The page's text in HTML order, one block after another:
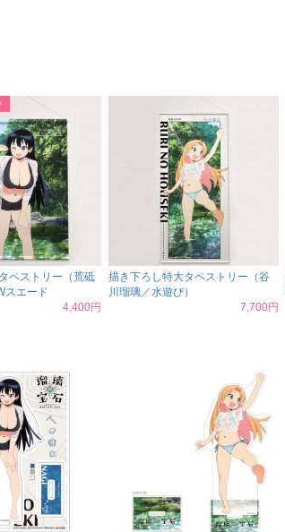
ペストリー（荒砥
スエード
4,400円
描き下ろし特大タペストリー（谷
川瑠璃／水遊び）
7,700円